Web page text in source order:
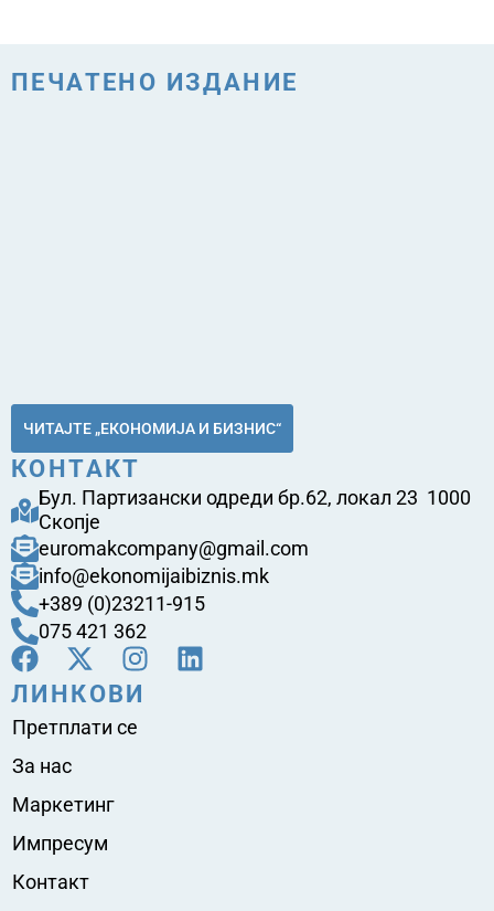
ПЕЧАТЕНО ИЗДАНИЕ
ЧИТАЈТЕ „ЕКОНОМИЈА И БИЗНИС“
КОНТАКТ
Бул. Партизански одреди бр.62, локал 23 1000
Скопје
euromakcompany@gmail.com
info@ekonomijaibiznis.mk
+389 (0)23211-915
075 421 362
ЛИНКОВИ
Претплати се
За нас
Маркетинг
Импресум
Контакт